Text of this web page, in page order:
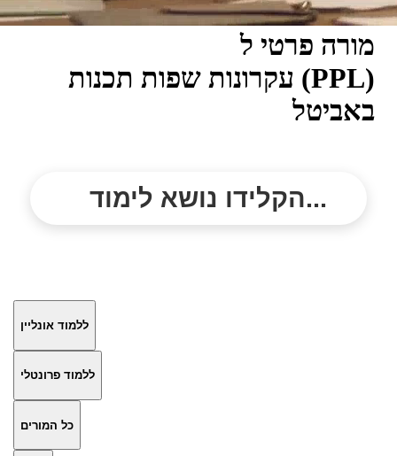
מורה פרטי ל
עקרונות שפות תכנות (PPL)
באביטל
הקלידו נושא לימוד...
ללמוד אונליין
ללמוד פרונטלי
כל המורים